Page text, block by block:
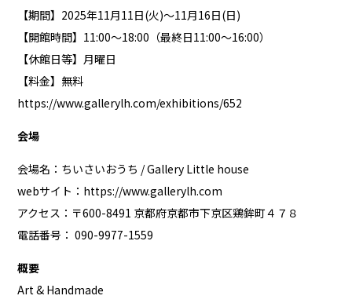
【期間】2025年11月11日(火)〜11月16日(日)
【開館時間】11:00〜18:00（最終日11:00〜16:00）
【休館日等】月曜日
【料金】無料
https://www.gallerylh.com/exhibitions/652
会場
会場名：ちいさいおうち / Gallery Little house
webサイト： https://www.gallerylh.com
アクセス：〒600-8491 京都府京都市下京区鶏鉾町４７８
電話番号： 090-9977-1559
概要
Art & Handmade